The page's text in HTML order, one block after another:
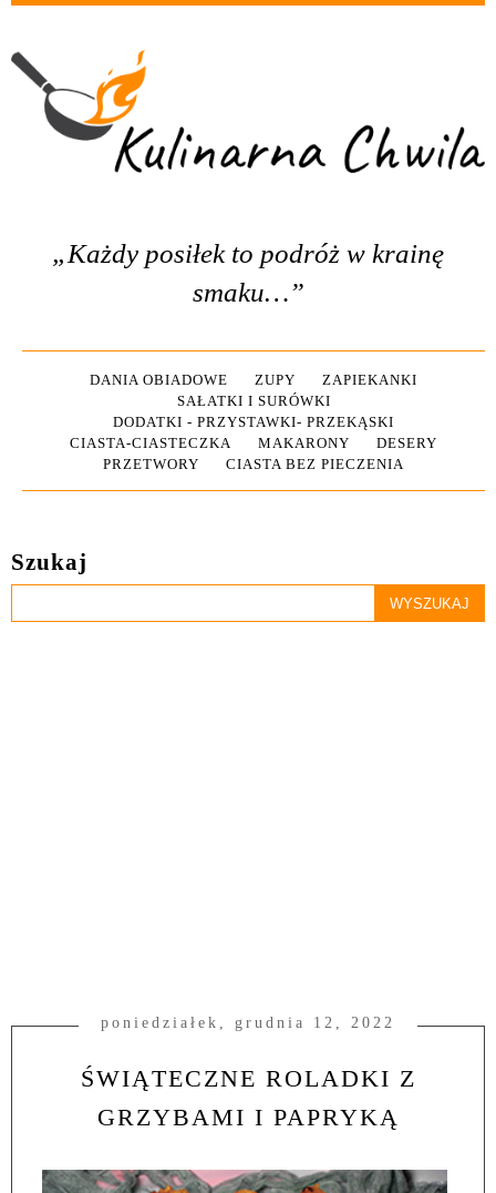
„Każdy posiłek to podróż w krainę
smaku…”
DANIA OBIADOWE ZUPY
ZAPIEKANKI
SAŁATKI I SURÓWKI
DODATKI - PRZYSTAWKI- PRZEKĄSKI
CIASTA-CIASTECZKA
MAKARONY
DESERY
PRZETWORY
CIASTA BEZ PIECZENIA
Szukaj
poniedziałek, grudnia 12, 2022
ŚWIĄTECZNE ROLADKI Z
GRZYBAMI I PAPRYKĄ